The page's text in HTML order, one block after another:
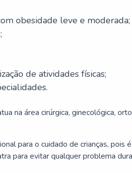
obesidade leve e moderada;
de atividades físicas;
na área cirúrgica, ginecológica,
para o cuidado de crianças, pois
para evitar qualquer problema